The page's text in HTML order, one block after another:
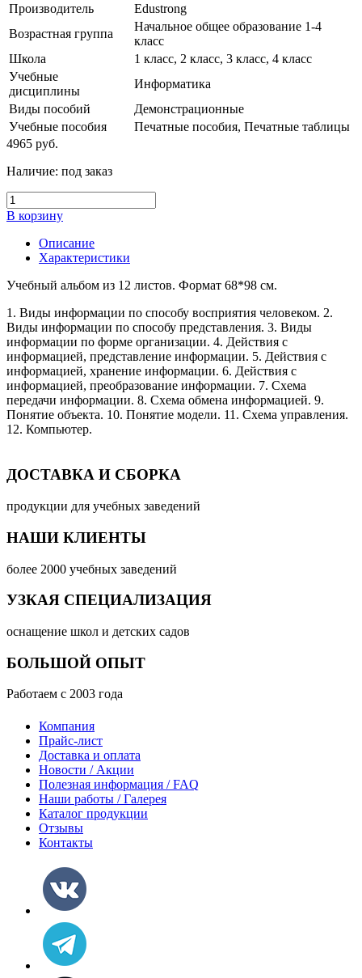
Производитель
Edustrong
Возрастная группа
Начальное общее образование 1-4
класс
Школа
1 класс, 2 класс, 3 класс, 4 класс
Учебные
дисциплины
Информатика
Виды пособий
Демонстрационные
Учебные пособия
Печатные пособия, Печатные таблицы
4965 руб.
Наличие: под заказ
В корзину
Описание
Характеристики
Учебный альбом из 12 листов. Формат 68*98 см.
1. Виды информации по способу восприятия человеком. 2.
Виды информации по способу представления. 3. Виды
информации по форме организации. 4. Действия с
информацией, представление информации. 5. Действия с
информацией, хранение информации. 6. Действия с
информацией, преобразование информации. 7. Схема
передачи информации. 8. Схема обмена информацией. 9.
Понятие объекта. 10. Понятие модели. 11. Схема управления.
12. Компьютер.
ДОСТАВКА И СБОРКА
продукции для учебных заведений
НАШИ КЛИЕНТЫ
более 2000 учебных заведений
УЗКАЯ СПЕЦИАЛИЗАЦИЯ
оснащение школ и детских садов
БОЛЬШОЙ ОПЫТ
Работаем с 2003 года
Компания
Прайс-лист
Доставка и оплата
Новости / Акции
Полезная информация / FAQ
Наши работы / Галерея
Каталог продукции
Отзывы
Контакты